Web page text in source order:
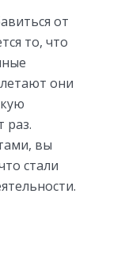
от
то, что
они
раз.
вы
стали